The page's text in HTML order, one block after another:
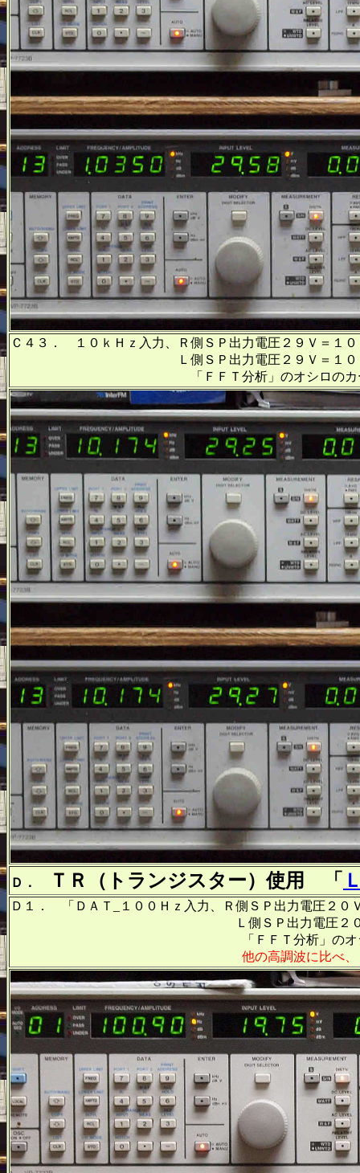
Ｃ４３． １０ｋＨｚ入力、Ｒ側ＳＰ出力電圧２９Ｖ＝１
Ｌ側ＳＰ出力電圧２９Ｖ＝１０５Ｗ出
「ＦＦＴ分析」のオシロのカーソル周波
Ｄ． ＴＲ（トランジスター）使用 「
Ｄ１． 「ＤＡＴ_１００Ｈｚ入力、Ｒ側ＳＰ出力電圧２
Ｌ側ＳＰ出力電圧２０Ｖ＝５０Ｗ
「ＦＦＴ分析」のオシロのカーソル周
他の高調波に比べ